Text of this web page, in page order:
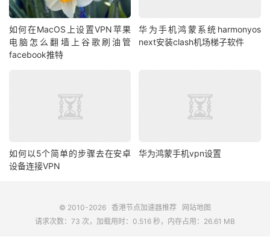
如何在MacOS上设置VPN苹果
电脑怎么翻墙上谷歌刷油管
facebook推特
华为手机鸿蒙系统harmonyos
next安装clash机场梯子软件
如何以5个简单的步骤去在安卓
设备连接VPN
华为鸿蒙手机vpn设置
© 2010-2026 香港节点加速器推荐
网站地图
请求次数：73 次，加载用时：0.516 秒，内存占用：26.61 MB